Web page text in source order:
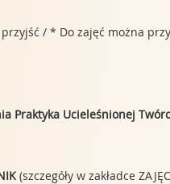
/ * Do zajęć można
Praktyka Ucieleśnionej
(szczegóły w zakładce